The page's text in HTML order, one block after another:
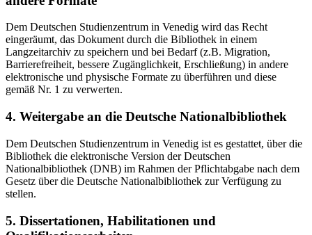
Dem Deutschen Studienzentrum in Venedig wird das Recht
eingeräumt, das Dokument durch die Bibliothek in einem
Langzeitarchiv zu speichern und bei Bedarf (z.B. Migration,
Barrierefreiheit, bessere Zugänglichkeit, Erschließung) in andere
elektronische und physische Formate zu überführen und diese
gemäß Nr. 1 zu verwerten.
4. Weitergabe an die Deutsche Nationalbibliothek
Dem Deutschen Studienzentrum in Venedig ist es gestattet, über die
Bibliothek die elektronische Version der Deutschen
Nationalbibliothek (DNB) im Rahmen der Pflichtabgabe nach dem
Gesetz über die Deutsche Nationalbibliothek zur Verfügung zu
stellen.
5. Dissertationen, Habilitationen und